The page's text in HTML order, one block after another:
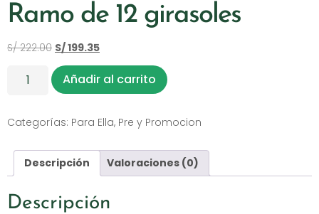
Ramo de 12 girasoles
S/222.00 S/199.35
Añadir al carrito
Categorías: Para Ella, Pre y Promocion
Descripción Valoraciones (0)
Descripción